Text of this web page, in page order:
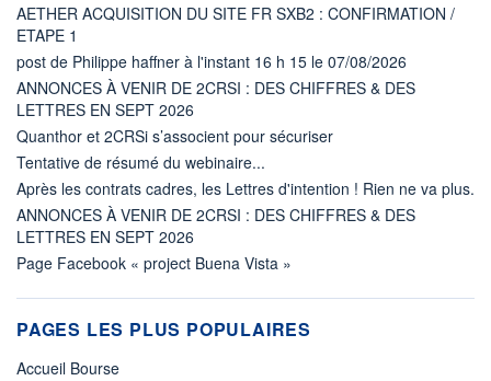
AETHER ACQUISITION DU SITE FR SXB2 : CONFIRMATION /
ETAPE 1
post de Philippe haffner à l'instant 16 h 15 le 07/08/2026
ANNONCES À VENIR DE 2CRSI : DES CHIFFRES & DES
LETTRES EN SEPT 2026
Quanthor et 2CRSi s’associent pour sécuriser
Tentative de résumé du webinaire...
Après les contrats cadres, les Lettres d'intention ! Rien ne va plus.
ANNONCES À VENIR DE 2CRSI : DES CHIFFRES & DES
LETTRES EN SEPT 2026
Page Facebook « project Buena Vista »
PAGES LES PLUS POPULAIRES
Accueil Bourse